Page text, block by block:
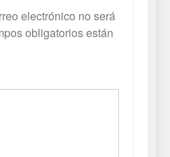
electrónico no será
obligatorios están